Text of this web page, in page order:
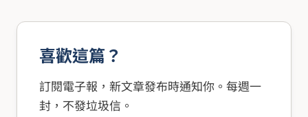
喜歡這篇？
訂閱電子報，新文章發布時通知你。每週一
封，不發垃圾信。